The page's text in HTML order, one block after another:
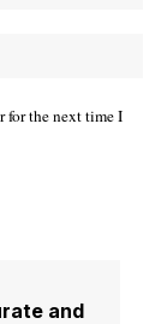
for the next time I
and